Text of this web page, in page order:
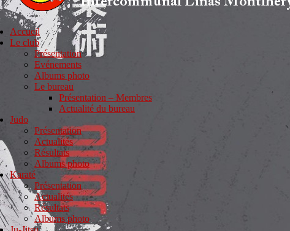
Accueil
Le club
Présentation
Evénements
Albums photo
Le bureau
Présentation – Membres
Actualité du bureau
Judo
Présentation
Actualités
Résultats
Albums photo
Karaté
Présentation
Actualités
Résultats
Albums photo